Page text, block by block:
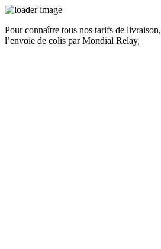
Pour connaître tous nos tarifs de livraison,
l’envoie de colis par Mondial Relay,